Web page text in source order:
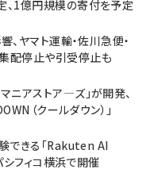
1億円規模の寄付を予定
ヤマト運輸・佐川急便・
配停止や引受停止も
ニアストア―ズ」が開発、
（クールダウン）」
できる「Rakuten AI
フィコ横浜で開催